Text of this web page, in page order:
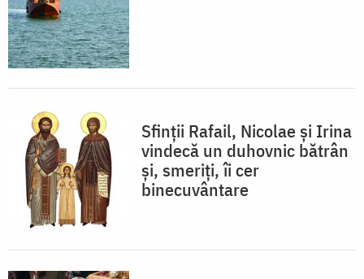
Sfinții Rafail, Nicolae și Irina
vindecă un duhovnic bătrân
și, smeriți, îi cer
binecuvântare